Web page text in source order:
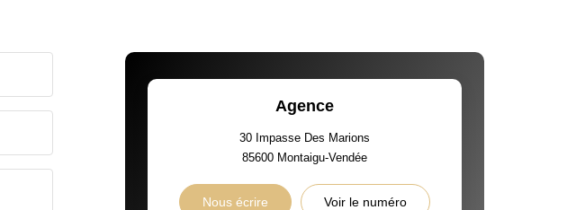
Agence
30 Impasse Des Marions
85600 Montaigu-Vendée
Nous écrire Voir le numéro